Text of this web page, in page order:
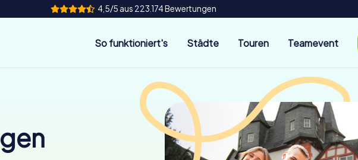
4,5/5 aus 223.174 Bewertungen
So funktioniert's Städte Touren Teamevent